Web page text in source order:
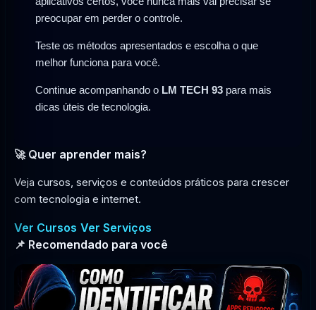
preocupar em perder o controle.
Teste os métodos apresentados e escolha o que
melhor funciona para você.
Continue acompanhando o LM TECH 93 para mais
dicas úteis de tecnologia.
🚀 Quer aprender mais?
Veja cursos, serviços e conteúdos práticos para crescer
com tecnologia e internet.
Ver Cursos Ver Serviços
📌 Recomendado para você